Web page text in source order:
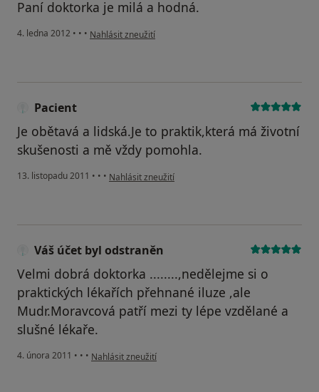
Paní doktorka je milá a hodná.
4. ledna 2012 • • • podle názoru uživatele Váš účet byl odstraněn
Nahlásit zneužití
Pacient
Je obětavá a lidská.Je to praktik,která má životní
skušenosti a mě vždy pomohla.
13. listopadu 2011 • • • podle názoru uživatele Pacient
Nahlásit zneužití
Váš účet byl odstraněn
Velmi dobrá doktorka ........,nedělejme si o
praktických lékařích přehnané iluze ,ale
Mudr.Moravcová patří mezi ty lépe vzdělané a
slušné lékaře.
4. února 2011 • • • podle názoru uživatele Váš účet byl odstraněn
Nahlásit zneužití